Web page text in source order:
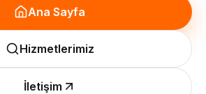
Ana Sayfa
Hizmetlerimiz
İletişim